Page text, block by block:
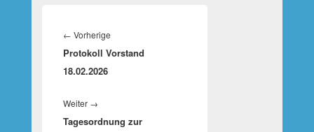
← VorherigeVorheriger
Beitrag:
Protokoll Vorstand
18.02.2026
Weiter →Nächster
Beitrag:
Tagesordnung zur